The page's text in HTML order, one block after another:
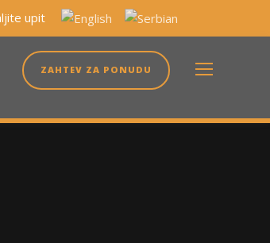
upit
ZAHTEV ZA PONUDU